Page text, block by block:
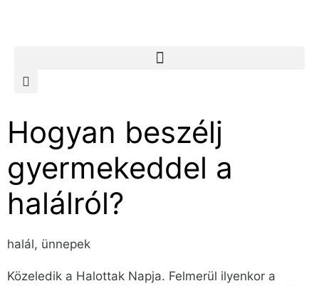
Hogyan beszélj
gyermekeddel a
halálról?
halál, ünnepek
Közeledik a Halottak Napja. Felmerül ilyenkor a